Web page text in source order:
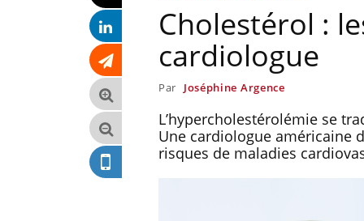
Cholestérol :
cardiologue
Par Joséphine Argence
L’hypercholestérolémie se
Une cardiologue américaine
risques de maladies